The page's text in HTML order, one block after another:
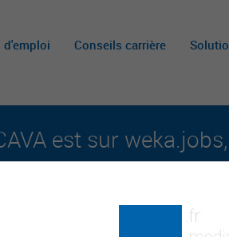
d'emploi Conseils carrière
est sur
aux carrières publiques et